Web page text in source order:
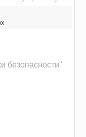
безопасности"